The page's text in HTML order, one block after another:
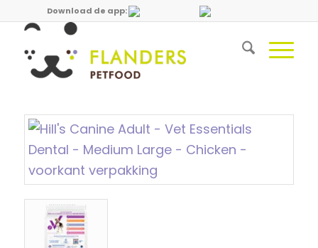
Download de app: